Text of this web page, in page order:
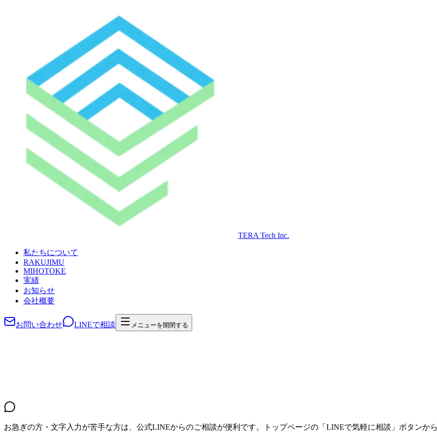
TERA Tech Inc.
私たちについて
RAKUJIMU
MIHOTOKE
実績
お知らせ
会社概要
お問い合わせ LINEで相談 メニューを開閉する
お急ぎの方・文字入力が苦手な方は、公式LINEからのご相談が便利です。トップページの「LINEで気軽に相談」ボタンから